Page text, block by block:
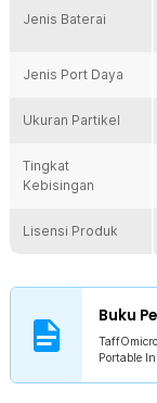
Rincian yang Anda
1 x TaffOmicron
2 x Masker
2 x Baterai AA
Jenis Baterai
Jenis Port Daya
Ukuran Partikel
Tingkat
Kebisingan
Lisensi Produk
Buku
Portable